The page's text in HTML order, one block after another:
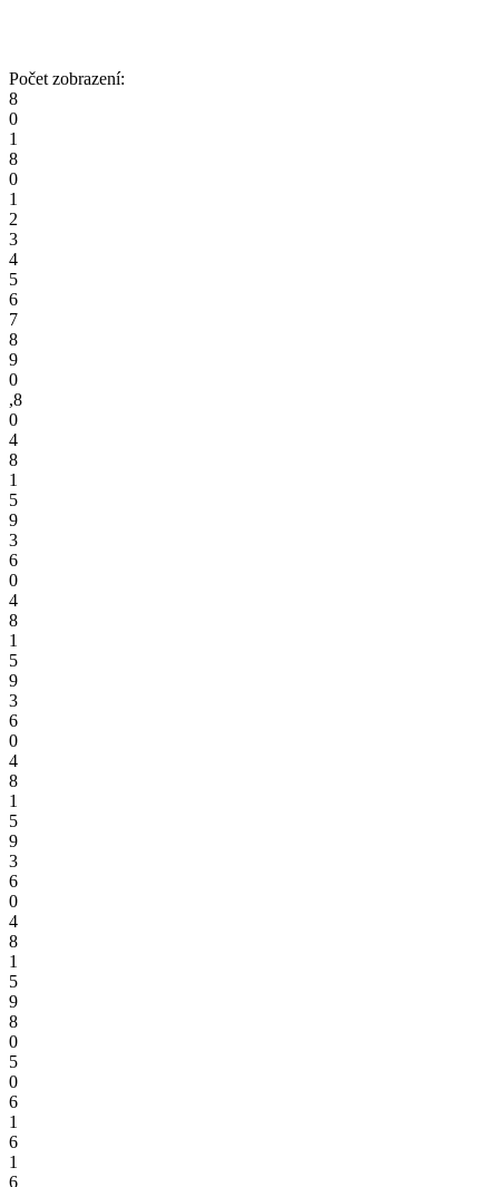
Počet zobrazení:
8
0
1
8
0
1
2
3
4
5
6
7
8
9
0
,8
0
4
8
1
5
9
3
6
0
4
8
1
5
9
3
6
0
4
8
1
5
9
3
6
0
4
8
1
5
9
8
0
5
0
6
1
6
1
6